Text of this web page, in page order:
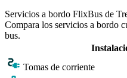
Servicios a bordo FlixBus de
Compara los servicios a bordo
bus.
Tomas de corriente